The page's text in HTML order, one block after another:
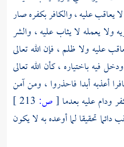
يعاقب عليه ، والكافر بكفره صار
ولا يعمله لا يثاب عليه ، والشر
عليه ولا ظلم ، فإن الله تعالى
فيه باختياره ، كأن الله تعالى
أعذبه أبدا فاحذروا ، ومن آمن
ودام عليه بعدما [ص:
تحقيقا لما أوعده به لا يكون